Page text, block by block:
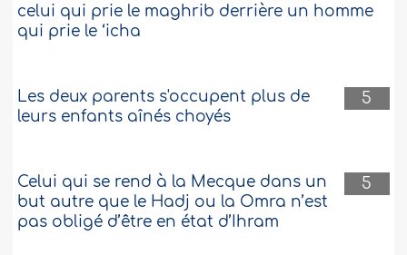
celui qui prie le maghrib derrière un homme
qui prie le ‘icha
5
Les deux parents s'occupent plus de
leurs enfants aînés choyés
5
Celui qui se rend à la Mecque dans un
but autre que le Hadj ou la Omra n’est
pas obligé d’être en état d’Ihram